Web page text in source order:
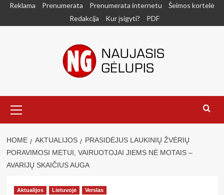
SkipReklama Prenumerata Prenumerata internetu
Šeimos kortelė
Redakcija
Kur įsigyti? PDF
Menu
HOME AKTUALIJOS
PRASIDĖJUS LAUKINIŲ ŽVĖRIŲ
PORAVIMOSI METUI, VAIRUOTOJAI JIEMS NĖ MOTAIS –
AVARIJŲ SKAIČIUS AUGA
Aktualijos Lietuvoje Verslas